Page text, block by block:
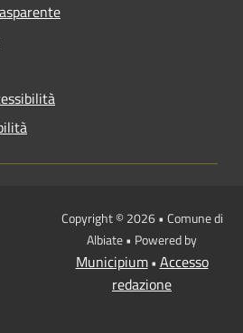
Copyright © 2026 • Comune di
Albiate • Powered by
Municipium• Accesso
redazione